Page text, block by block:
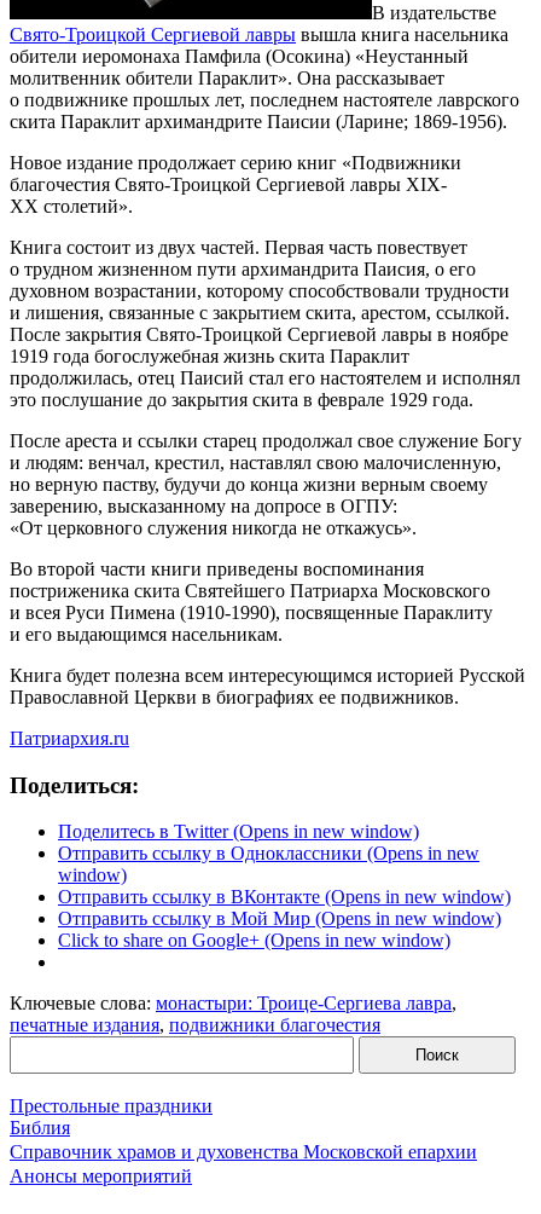
В издательстве
Свято-Троицкой Сергиевой лавры вышла книга насельника
обители иеромонаха Памфила (Осокина) «Неустанный
молитвенник обители Параклит». Она рассказывает
о подвижнике прошлых лет, последнем настоятеле лаврского
скита Параклит архимандрите Паисии (Ларине; 1869-1956).
Новое издание продолжает серию книг «Подвижники
благочестия Свято-Троицкой Сергиевой лавры XIX-
XX столетий».
Книга состоит из двух частей. Первая часть повествует
о трудном жизненном пути архимандрита Паисия, о его
духовном возрастании, которому способствовали трудности
и лишения, связанные с закрытием скита, арестом, ссылкой.
После закрытия Свято-Троицкой Сергиевой лавры в ноябре
1919 года богослужебная жизнь скита Параклит
продолжилась, отец Паисий стал его настоятелем и исполнял
это послушание до закрытия скита в феврале 1929 года.
После ареста и ссылки старец продолжал свое служение Богу
и людям: венчал, крестил, наставлял свою малочисленную,
но верную паству, будучи до конца жизни верным своему
заверению, высказанному на допросе в ОГПУ:
«От церковного служения никогда не откажусь».
Во второй части книги приведены воспоминания
постриженика скита Святейшего Патриарха Московского
и всея Руси Пимена (1910-1990), посвященные Параклиту
и его выдающимся насельникам.
Книга будет полезна всем интересующимся историей Русской
Православной Церкви в биографиях ее подвижников.
Патриархия.ru
Поделиться:
Поделитесь в Twitter (Opens in new window)
Отправить ссылку в Одноклассники (Opens in new
window)
Отправить ссылку в ВКонтакте (Opens in new window)
Отправить ссылку в Мой Мир (Opens in new window)
Click to share on Google+ (Opens in new window)
Ключевые слова: монастыри: Троице-Сергиева лавра,
печатные издания, подвижники благочестия
Престольные праздники
Библия
Справочник храмов и духовенства Московской епархии
Анонсы мероприятий